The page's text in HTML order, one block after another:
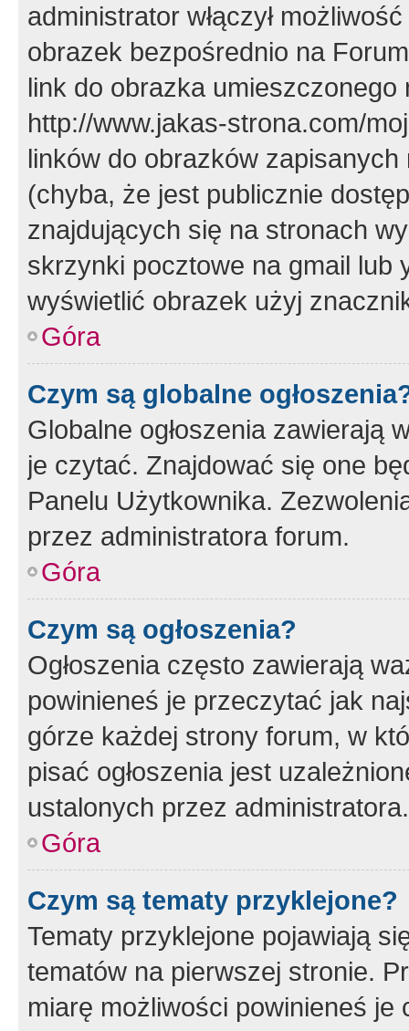
administrator włączył
obrazek bezpośrednio na
link do obrazka
http://www.jakas-strona.com/
linków do obrazków
(chyba, że jest publicznie
znajdujących się na stronach
skrzynki pocztowe na gmail lub
wyświetlić obrazek użyj
Góra
Czym są globalne
Globalne ogłoszenia zawierają
je czytać. Znajdować się one
Panelu Użytkownika.
przez administratora forum.
Góra
Czym są ogłoszenia?
Ogłoszenia często zawierają
powinieneś je przeczytać jak
górze każdej strony forum, w
pisać ogłoszenia jest
ustalonych przez administratora.
Góra
Czym są tematy przyklejone?
Tematy przyklejone pojawiają
tematów na pierwszej stronie.
miarę możliwości powinieneś je